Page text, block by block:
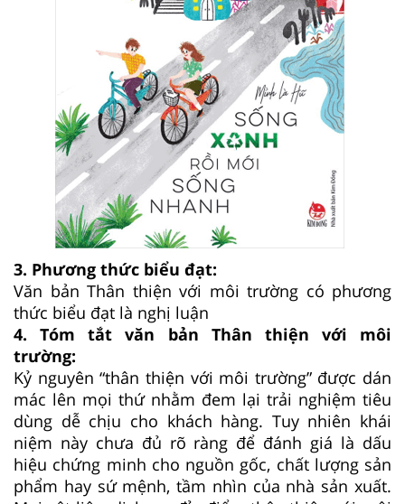
3. Phương thức biểu đạt:
Văn bản Thân thiện với môi trường có phương
thức biểu đạt là nghị luận
4. Tóm tắt văn bản Thân thiện với môi
trường:
Kỷ nguyên “thân thiện với môi trường” được dán
mác lên mọi thứ nhằm đem lại trải nghiệm tiêu
dùng dễ chịu cho khách hàng. Tuy nhiên khái
niệm này chưa đủ rõ ràng để đánh giá là dấu
hiệu chứng minh cho nguồn gốc, chất lượng sản
phẩm hay sứ mệnh, tầm nhìn của nhà sản xuất.